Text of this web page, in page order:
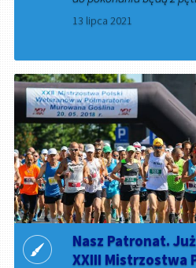
13 lipca 2021
Nasz Patronat.
XXIII Mistrzostwa